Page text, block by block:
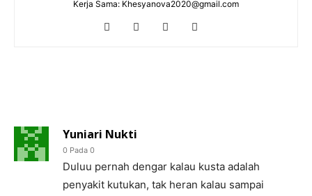
Kerja Sama: Khesyanova2020@gmail.com
Yuniari Nukti
0 Pada 0
Duluu pernah dengar kalau kusta adalah
penyakit kutukan, tak heran kalau sampai